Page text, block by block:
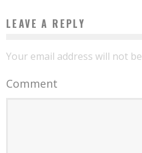
LEAVE A REPLY
Your email address will not
Comment